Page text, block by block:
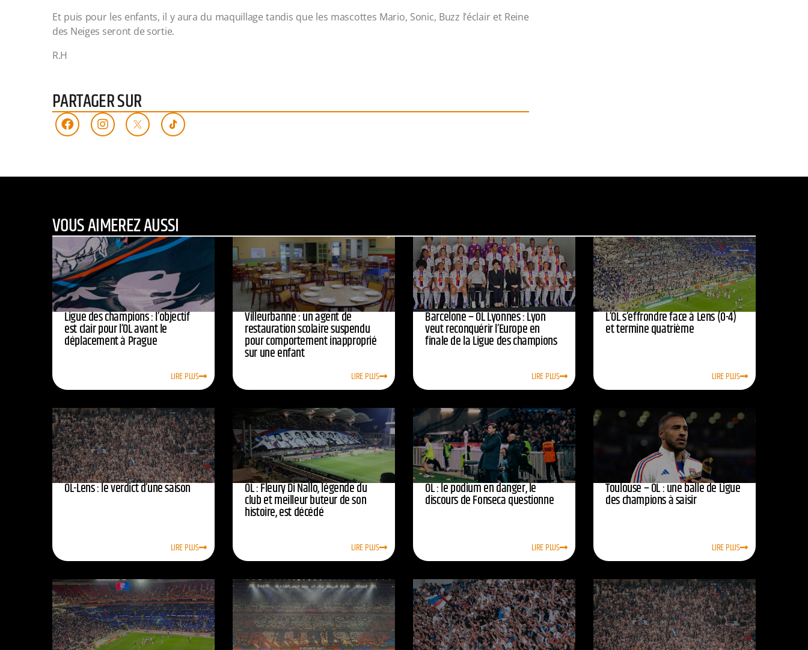
Et puis pour les enfants, il y aura du maquillage tandis que les mascottes Mario, Sonic, Buzz l’éclair et Reine
des Neiges seront de sortie.
R.H
PARTAGER SUR
VOUS AIMEREZ AUSSI
Ligue des champions : l’objectif
est clair pour l’OL avant le
déplacement à Prague
LIRE PLUS
Villeurbanne : un agent de
restauration scolaire suspendu
pour comportement inapproprié
sur une enfant
LIRE PLUS
Barcelone – OL Lyonnes : Lyon
veut reconquérir l’Europe en
finale de la Ligue des champions
LIRE PLUS
L’OL s’effrondre face à Lens (0-4)
et termine quatrième
LIRE PLUS
OL-Lens : le verdict d’une saison
LIRE PLUS
OL : Fleury Di Nallo, légende du
club et meilleur buteur de son
histoire, est décédé
LIRE PLUS
OL : le podium en danger, le
discours de Fonseca questionne
LIRE PLUS
Toulouse – OL : une balle de Ligue
des champions à saisir
LIRE PLUS